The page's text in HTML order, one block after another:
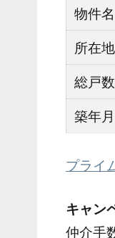
物件名
所在地
総戸数
築年月
プライ
キャン
仲介手